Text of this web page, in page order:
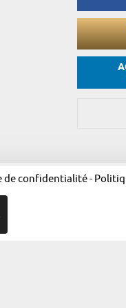
Politique de
de confidentialité-